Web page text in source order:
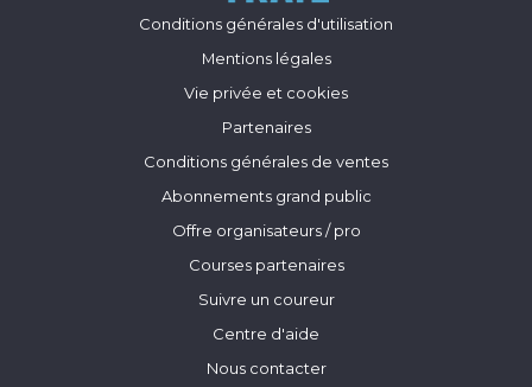
Conditions générales d'utilisation
Mentions légales
Vie privée et cookies
Partenaires
Conditions générales de ventes
Abonnements grand public
Offre organisateurs / pro
Courses partenaires
Suivre un coureur
Centre d'aide
Nous contacter